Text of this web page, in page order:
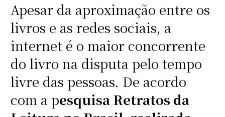
Apesar da aproximação entre os
livros e as redes sociais, a
internet é o maior concorrente
do livro na disputa pelo tempo
livre das pessoas. De acordo
com a pesquisa Retratos da